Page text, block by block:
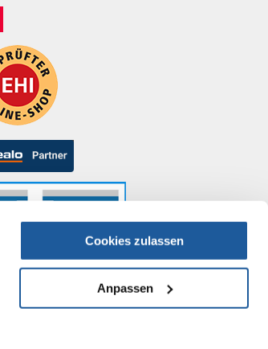
Cookies zulassen
Anpassen